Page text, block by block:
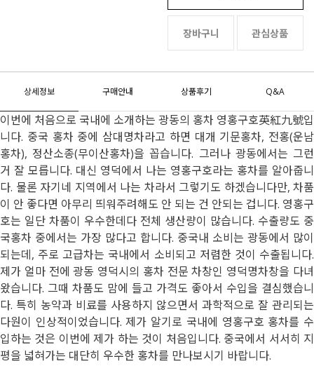
장바구니 관심상품
상세정보 구매안내 상품후기 Q&A
이번에 처음으로 국내에 소개하는 광동의 홍차 영홍구호英紅九號입
니다. 중국 홍차 중에 삼대명차라고 하면 대개 기문홍차, 전홍(운남
홍차), 정산소종(무이산홍차)을 꼽습니다. 그러나 광동에서는 그런
거 잘 모릅니다. 대신 영덕에서 나는 영홍구호라는 홍차를 알아줍니
다. 물론 자기네 지역에서 나는 차라서 그렇기도 하겠습니다만, 차품
이 안 좋다면 아무리 띄워주려해도 안 되는 건 안되는 겁니다. 영홍구
호는 일단 차품이 우수한데다 전체 생산량이 많습니다. 수출량도 중
국홍차 중에서는 가장 많다고 합니다. 중국내 소비는 광동에서 많이
되는데, 주로 고급차는 국내에서 소비되고 저렴한 것이 수출됩니다.
제가 얼마 전에 광동 영덕시의 홍차 전문 차창인 영덕명차창을 다녀
왔습니다. 그때 차품도 맘에 들고 가격도 좋아서 수입을 결심했습니
다. 특히 농약과 비료를 사용하지 않으면서 과학적으로 잘 관리되는
다원이 인상적이었습니다. 제가 알기로 국내에 영홍구호 홍차를 수
입하는 것은 이번에 제가 하는 것이 처음입니다. 중국에서 서서히 지
평을 넓혀가는 대단히 우수한 홍차를 만나보시기 바랍니다.